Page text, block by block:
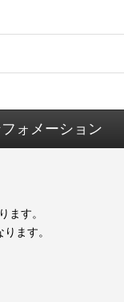
ォメーション
ます。
ます。